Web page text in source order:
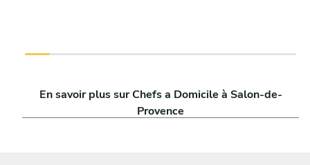
En savoir plus sur Chefs a Domicile à Salon-de-
Provence